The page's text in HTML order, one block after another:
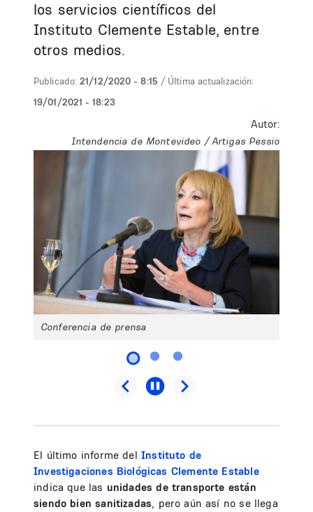
los servicios científicos del
Instituto Clemente Estable, entre
otros medios.
Publicado: 21/12/2020 - 8:15 / Última actualización:
19/01/2021 - 18:23
Autor:
Intendencia de Montevideo / Artigas Pessio
Conferencia de prensa
El último informe del Instituto de
Investigaciones Biológicas Clemente Estable
indica que las unidades de transporte están
siendo bien sanitizadas, pero aún así no se llega